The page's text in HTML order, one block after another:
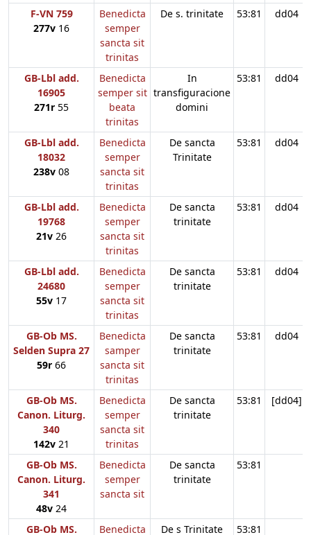
F-VN 759
277v 16
Benedicta
semper
sancta sit
trinitas
De s. trinitate 53:81 dd04
GB-Lbl add.
16905
271r 55
Benedicta
semper sit
beata
trinitas
In
transfiguracione
domini
53:81 dd04
GB-Lbl add.
18032
238v 08
Benedicta
semper
sancta sit
trinitas
De sancta
Trinitate
53:81 dd04
GB-Lbl add.
19768
21v 26
Benedicta
semper
sancta sit
trinitas
De sancta
trinitate
53:81 dd04
GB-Lbl add.
24680
55v 17
Benedicta
semper
sancta sit
trinitas
De sancta
trinitate
53:81 dd04
GB-Ob MS.
Selden Supra 27
59r 66
Benedicta
samper
sancta sit
trinitas
De sancta
trinitate
53:81 dd04
GB-Ob MS.
Canon. Liturg.
340
142v 21
Benedicta
semper
sancta sit
trinitas
De sancta
trinitate
53:81 [dd04]
GB-Ob MS.
Canon. Liturg.
341
48v 24
Benedicta
semper
sancta sit
De sancta
trinitate
53:81
GB-Ob MS.
Benedicta
De s Trinitate 53:81